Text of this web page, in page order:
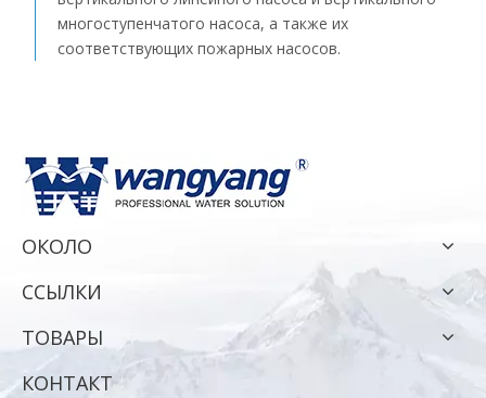
многоступенчатого насоса, а также их
соответствующих пожарных насосов.
ОКОЛО
ССЫЛКИ
ТОВАРЫ
КОНТАКТ